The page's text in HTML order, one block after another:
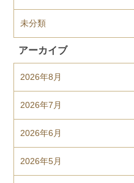
未分類
アーカイブ
2026年8月
2026年7月
2026年6月
2026年5月